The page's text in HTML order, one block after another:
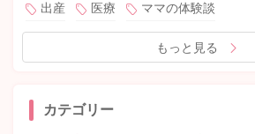
出産
医療 ママの体験談
もっと見る
カテゴリー